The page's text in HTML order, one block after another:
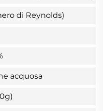
di Reynolds)
acquosa